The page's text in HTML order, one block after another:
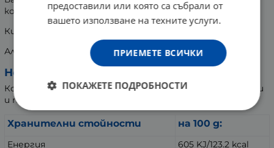
концентриран сок от череша.
Киселинност: 5% об.
Алкохолно съдържание: 0.3% об.
Не съдържа:
Консерванти, изкуствени ароматизанти, овкусители
и подсладители
Хранителни стойности на 100 g:
Енергия 605 KJ/123.2 kcal
предоставили или която са събрали от
вашето използване на техните услуги.
ПРИЕМЕТЕ ВСИЧКИ
ПОКАЖЕТЕ ПОДРОБНОСТИ